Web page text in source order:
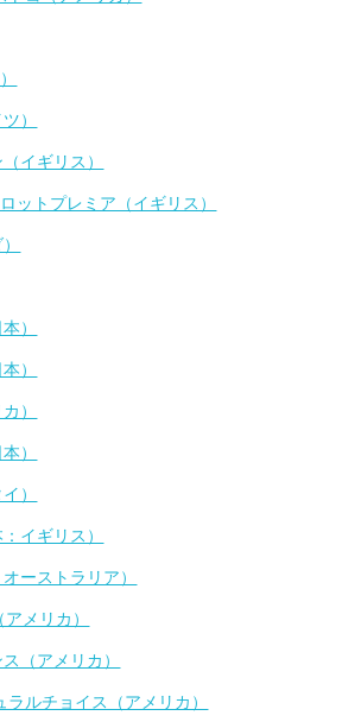
）
イギリス）
ットプレミア（イギリス）
）
）
）
）
）
イギリス）
ーストラリア）
メリカ）
（アメリカ）
ルチョイス（アメリカ）